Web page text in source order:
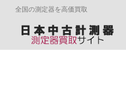
全国の測定器を高価買取